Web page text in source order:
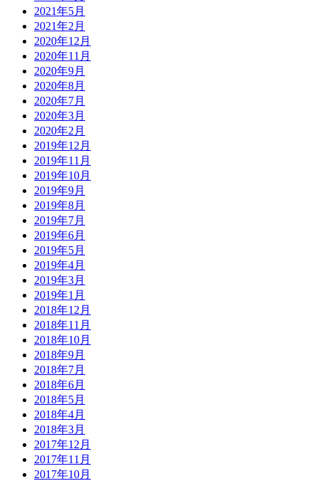
2021年5月
2021年2月
2020年12月
2020年11月
2020年9月
2020年8月
2020年7月
2020年3月
2020年2月
2019年12月
2019年11月
2019年10月
2019年9月
2019年8月
2019年7月
2019年6月
2019年5月
2019年4月
2019年3月
2019年1月
2018年12月
2018年11月
2018年10月
2018年9月
2018年7月
2018年6月
2018年5月
2018年4月
2018年3月
2017年12月
2017年11月
2017年10月